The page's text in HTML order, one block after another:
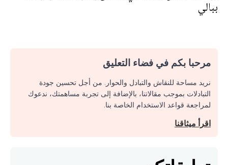
ببالي
مرحبا بكم في فضاء التعليق
نريد مساحة للنقاش والتبادل والحوار. من أجل تحسين جودة
التبادلات بموجب مقالاتنا، بالإضافة إلى تجربة مساهمتك، ندعوك
لمراجعة قواعد الاستخدام الخاصة بنا.
اقرأ ميثاقنا